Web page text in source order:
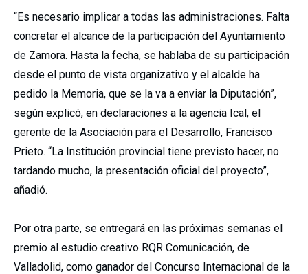
“Es necesario implicar a todas las administraciones. Falta
concretar el alcance de la participación del Ayuntamiento
de Zamora. Hasta la fecha, se hablaba de su participación
desde el punto de vista organizativo y el alcalde ha
pedido la Memoria, que se la va a enviar la Diputación”,
según explicó, en declaraciones a la agencia Ical, el
gerente de la Asociación para el Desarrollo, Francisco
Prieto. “La Institución provincial tiene previsto hacer, no
tardando mucho, la presentación oficial del proyecto”,
añadió.
Por otra parte, se entregará en las próximas semanas el
premio al estudio creativo RQR Comunicación, de
Valladolid, como ganador del Concurso Internacional de la